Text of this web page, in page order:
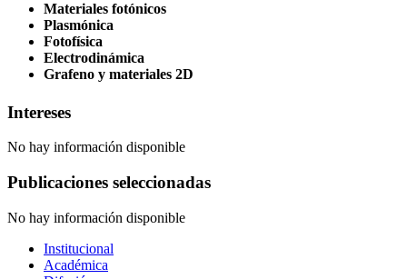
Materiales fotónicos
Plasmónica
Fotofísica
Electrodinámica
Grafeno y materiales 2D
Intereses
No hay información disponible
Publicaciones seleccionadas
No hay información disponible
Institucional
Académica